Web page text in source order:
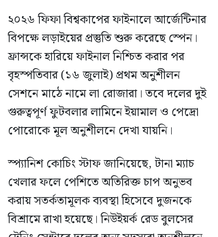
২০২৬ ফিফা বিশ্বকাপের ফাইনালে আর্জেন্টিনার
বিপক্ষে লড়াইয়ের প্রস্তুতি শুরু করেছে স্পেন।
ফ্রান্সকে হারিয়ে ফাইনাল নিশ্চিত করার পর
বৃহস্পতিবার (১৬ জুলাই) প্রথম অনুশীলন
সেশনে মাঠে নামে লা রোজারা। তবে দলের দুই
গুরুত্বপূর্ণ ফুটবলার লামিনে ইয়ামাল ও পেদ্রো
পোরোকে মূল অনুশীলনে দেখা যায়নি।
স্প্যানিশ কোচিং স্টাফ জানিয়েছে, টানা ম্যাচ
খেলার ফলে পেশিতে অতিরিক্ত চাপ অনুভব
করায় সতর্কতামূলক ব্যবস্থা হিসেবে দুজনকে
বিশ্রামে রাখা হয়েছে। নিউইয়র্ক রেড বুলসের